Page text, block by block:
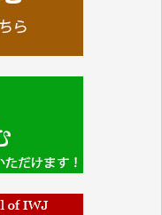
いた方々より、た
います。感謝を込
たします。